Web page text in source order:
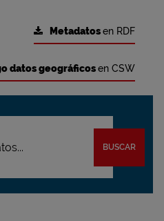
Metadatosen RDF
datos geográficosen CSW
BUSCAR